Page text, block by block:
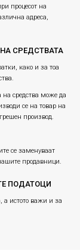
процесот на
адреса,
СРЕДСТВАТА
како и за тоа
средства може да
се на товар на
производ.
се заменуваат
продавници.
ПОДАТОЦИ
а истото важи и за